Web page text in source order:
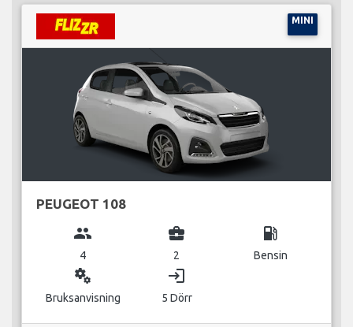
MINI
PEUGEOT 108
group
4
business_center
2
local_gas_station
Bensin
miscellaneous_services
Bruksanvisning
login
5 Dörr